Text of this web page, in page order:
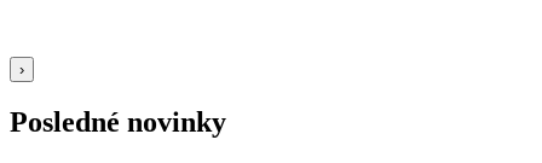
›
Posledné novinky